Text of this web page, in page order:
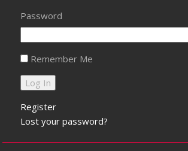
Password
Remember Me
Register
Lost your password?